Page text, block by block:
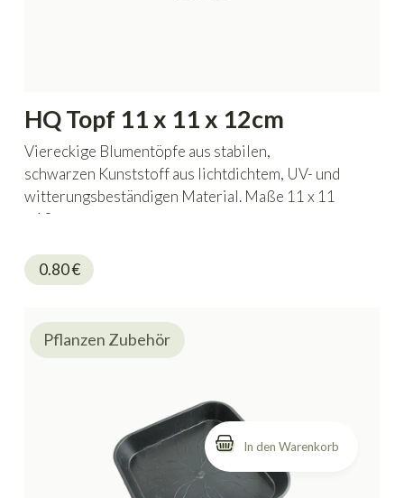
HQ Topf 11 x 11 x 12cm
Viereckige Blumentöpfe aus stabilen,
schwarzen Kunststoff aus lichtdichtem, UV- und
witterungsbeständigen Material. Maße 11 x 11
x 12 cm.
0.80€
Pflanzen Zubehör